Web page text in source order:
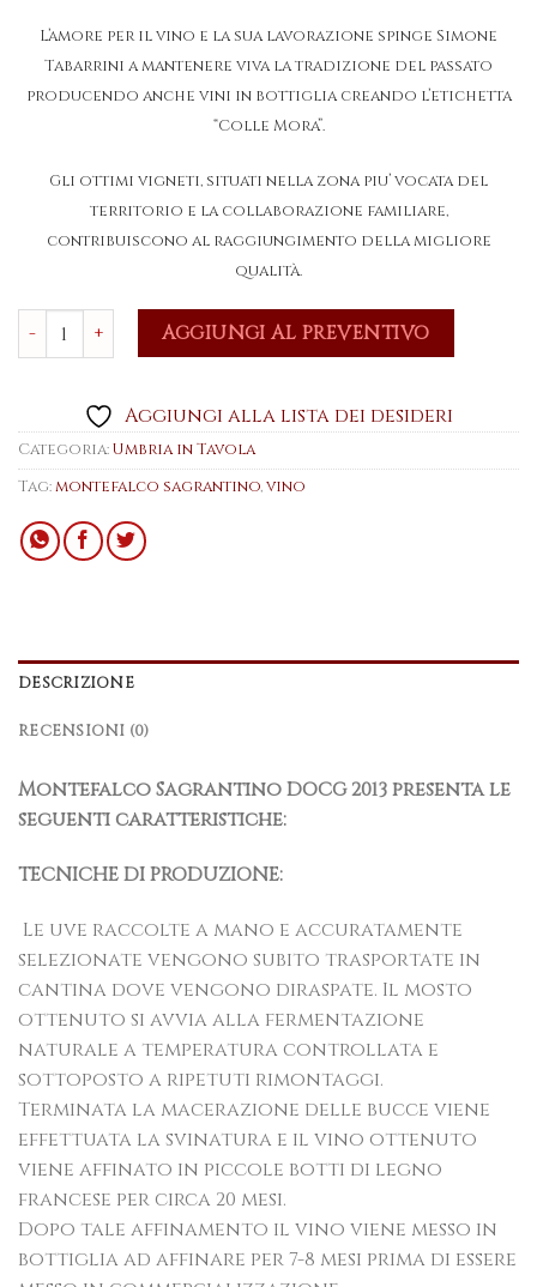
L’amore per il vino e la sua lavorazione spinge Simone
Tabarrini a mantenere viva la tradizione del passato
producendo anche vini in bottiglia creando l’etichetta
“Colle Mora”.
Gli ottimi vigneti, situati nella zona piu’ vocata del
territorio e la collaborazione familiare,
contribuiscono al raggiungimento della migliore
qualità.
Montefalco Sagrantino DOCG 2013 quantità
AGGIUNGI AL PREVENTIVO
Aggiungi alla lista dei desideri
Categoria:Umbria in Tavola
Tag:montefalco sagrantino,vino
DESCRIZIONE
RECENSIONI (0)
Montefalco Sagrantino DOCG 2013 presenta le
seguenti caratteristiche:
TECNICHE DI PRODUZIONE:
Le uve raccolte a mano e accuratamente
selezionate vengono subito trasportate in
cantina dove vengono diraspate. Il mosto
ottenuto si avvia alla fermentazione
naturale a temperatura controllata e
sottoposto a ripetuti rimontaggi.
Terminata la macerazione delle bucce viene
effettuata la svinatura e il vino ottenuto
viene affinato in piccole botti di legno
francese per circa 20 mesi.
Dopo tale affinamento il vino viene messo in
bottiglia ad affinare per 7-8 mesi prima di essere